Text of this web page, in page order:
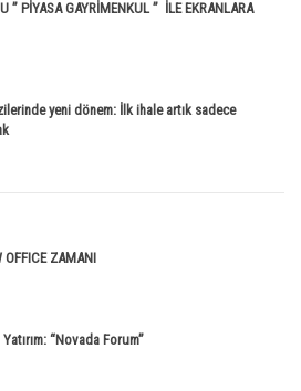
” PİYASA GAYRİMENKUL ” İLE EKRANLARA
yeni dönem: İlk ihale artık sadece
OFFICE ZAMANI
“Novada Forum”